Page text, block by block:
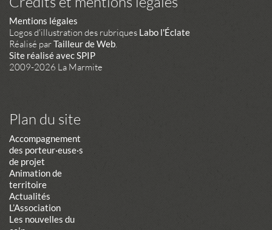
Mentions légales
Logos d'illustration des rubriques Labo l'Éclate
Réalisé parTailleur de Web.
Site réalisé avec SPIP
2009-2026 La Marmite
Plan du site
Accompagnement
des porteur·euse·s
de projet
Animation de
territoire
Actualités
L’Association
Les nouvelles du